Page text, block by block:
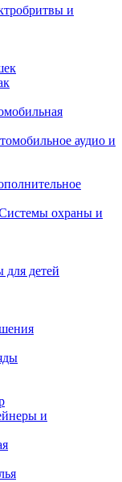
и
аудио и
охраны и
для детей
и